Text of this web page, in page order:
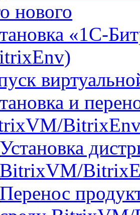
нового
«1С-
и
Установка
BitrixVM/
Перенос